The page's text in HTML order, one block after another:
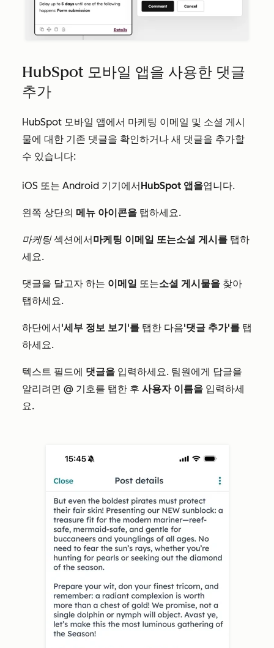
HubSpot 모바일 앱을 사용한 댓글
추가
HubSpot 모바일 앱에서 마케팅 이메일 및 소셜 게시
물에 대한 기존 댓글을 확인하거나 새 댓글을 추가할
수 있습니다:
iOS 또는 Android 기기에서HubSpot 앱을엽니다.
왼쪽 상단의 메뉴 아이콘을 탭하세요.
마케팅섹션에서마케팅 이메일 또는소셜 게시를 탭하
세요.
댓글을 달고자 하는 이메일 또는소셜 게시물을 찾아
탭하세요.
하단에서'세부 정보 보기'를 탭한 다음'댓글 추가'를 탭
하세요.
텍스트 필드에 댓글을 입력하세요. 팀원에게 답글을
알리려면 @ 기호를 탭한 후 사용자 이름을 입력하세
요.